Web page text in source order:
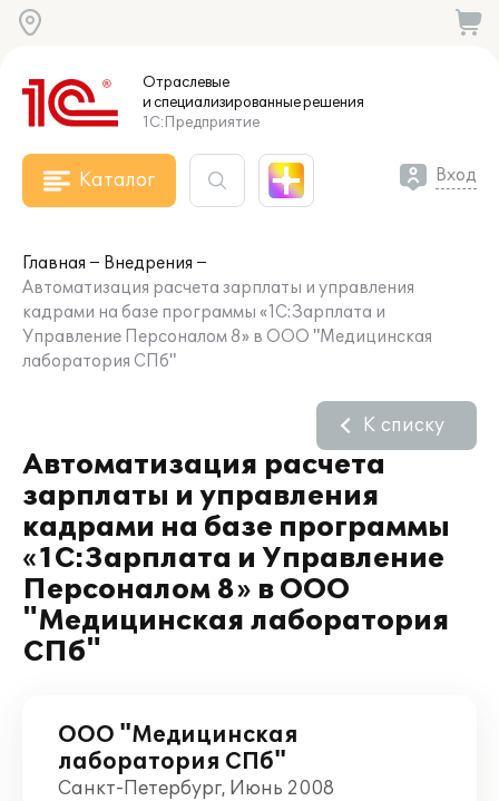
Отраслевые
и специализированныерешения
1С:Предприятие
Каталог Вход
Главная
Внедрения
Автоматизация расчета зарплаты и управления
кадрами на базе программы «1С:Зарплата и
Управление Персоналом 8» в ООО "Медицинская
лаборатория СПб"
Автоматизация расчета
зарплаты и управления
кадрами на базе программы
«1С:Зарплата и Управление
Персоналом 8» в ООО
"Медицинская лаборатория
СПб"
К списку
ООО "Медицинская
лаборатория СПб"
Санкт-Петербург, Июнь 2008